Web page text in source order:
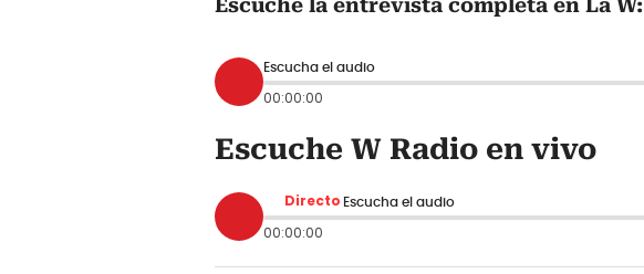
Escuche la entrevista completa en La W:
Escucha el audio
00:00:00
Escuche W Radio en vivo
Directo Escucha el audio
00:00:00